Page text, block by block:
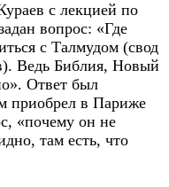
с лекцией по
вопрос: «Где
с Талмудом (свод
Ведь Библия, Новый
Ответ был
приобрел в Париже
«почему он не
там есть, что